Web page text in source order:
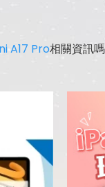
A17 Pro相關資訊